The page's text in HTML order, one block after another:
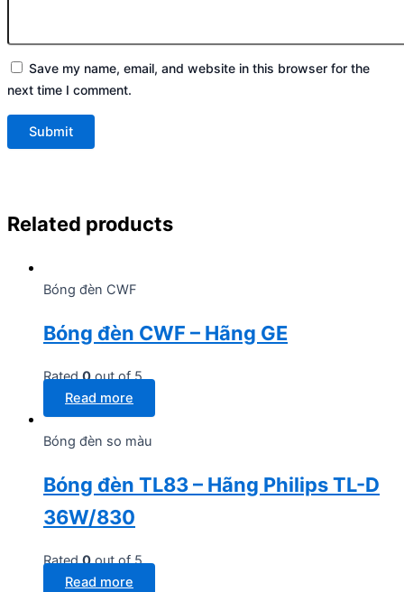
Save my name, email, and website in this browser for the
next time I comment.
Related products
Bóng đèn CWF
Bóng đèn CWF – Hãng GE
Rated0out of 5
Read more
Bóng đèn so màu
Bóng đèn TL83 – Hãng Philips TL-D
36W/830
Rated0out of 5
Read more